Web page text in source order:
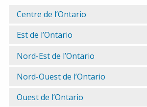
Centre de l’Ontario
Est de l’Ontario
Nord-Est de l’Ontario
Nord-Ouest de l’Ontario
Ouest de l’Ontario